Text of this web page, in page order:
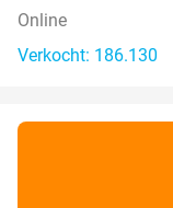
Online
Verkocht: 186.130